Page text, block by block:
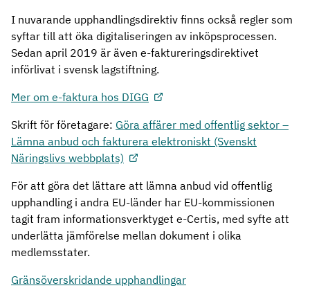
I nuvarande upphandlingsdirektiv finns också regler som
syftar till att öka digitaliseringen av inköpsprocessen.
Sedan april 2019 är även e-faktureringsdirektivet
införlivat i svensk lagstiftning.
Mer om e-faktura hos DIGG
Skrift för företagare: Göra affärer med offentlig sektor –
Lämna anbud och fakturera elektroniskt (Svenskt
Näringslivs webbplats)
För att göra det lättare att lämna anbud vid offentlig
upphandling i andra EU-länder har EU-kommissionen
tagit fram informationsverktyget e-Certis, med syfte att
underlätta jämförelse mellan dokument i olika
medlemsstater.
Gränsöverskridande upphandlingar